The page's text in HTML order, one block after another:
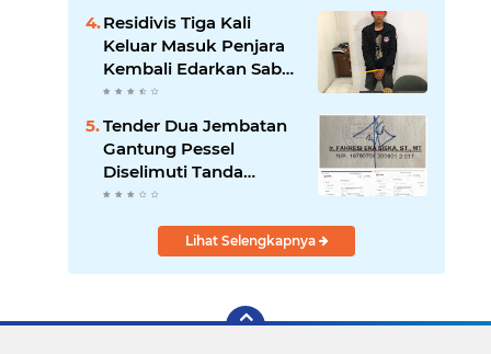
Residivis Tiga Kali
Keluar Masuk Penjara
Kembali Edarkan Sabu,
Polresta Bukittinggi
Sita 62 Paket Siap Edar
Tender Dua Jembatan
Gantung Pessel
Diselimuti Tanda
Tanya, Gangguan
di Balik Layar?Lihat Selengkapnya